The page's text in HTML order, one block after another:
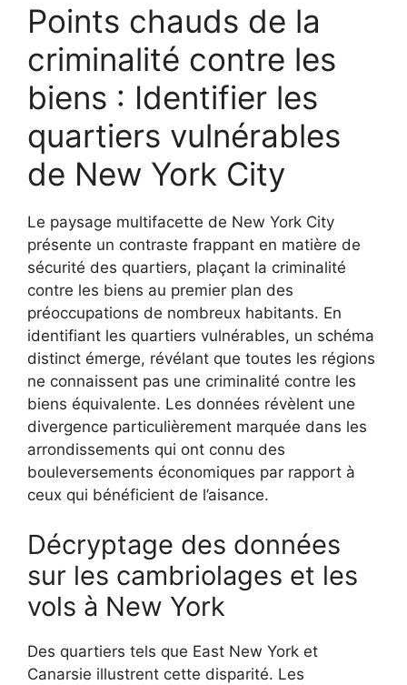
Points chauds de la
criminalité contre les
biens : Identifier les
quartiers vulnérables
de New York City
Le paysage multifacette de New York City
présente un contraste frappant en matière de
sécurité des quartiers, plaçant la criminalité
contre les biens au premier plan des
préoccupations de nombreux habitants. En
identifiant les quartiers vulnérables, un schéma
distinct émerge, révélant que toutes les régions
ne connaissent pas une criminalité contre les
biens équivalente. Les données révèlent une
divergence particulièrement marquée dans les
arrondissements qui ont connu des
bouleversements économiques par rapport à
ceux qui bénéficient de l’aisance.
Décryptage des données
sur les cambriolages et les
vols à New York
Des quartiers tels que East New York et
Canarsie illustrent cette disparité. Les